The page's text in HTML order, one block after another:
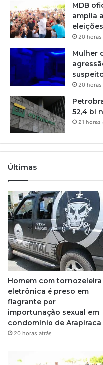
MDB
amplia
20 horas
Mulher
20 horas
52,4 bi
21 horas
Últimas
Homem com tornozeleira
eletrônica é preso em
flagrante por
importunação sexual em
condomínio de Arapiraca
20 horas atrás